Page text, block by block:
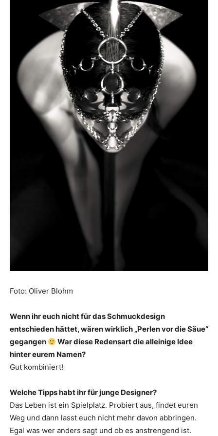
Foto: Oliver Blohm
Wenn ihr euch nicht für das Schmuckdesign
entschieden hättet, wären wirklich „Perlen vor die Säue“
gegangen
War diese Redensart die alleinige Idee
hinter eurem Namen?
Gut kombiniert!
Welche Tipps habt ihr für junge Designer?
Das Leben ist ein Spielplatz. Probiert aus, findet euren
Weg und dann lasst euch nicht mehr davon abbringen.
Egal was wer anders sagt und ob es anstrengend ist.